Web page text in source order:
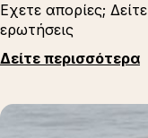
Εχετε απορίες;
ερωτήσεις
Δείτε περισσότερα